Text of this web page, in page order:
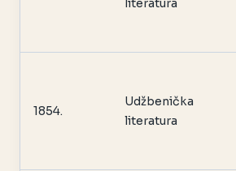
literatura
1854.
Udžbenička
literatura